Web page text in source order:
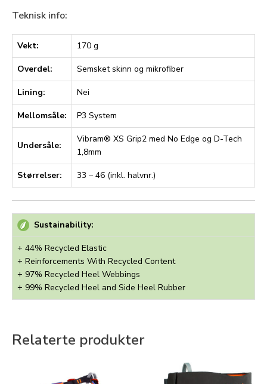
Teknisk info:
Vekt: 170 g
Overdel: Semsket skinn og mikrofiber
Lining: Nei
Mellomsåle: P3 System
Undersåle:
Vibram® XS Grip2 med No Edge og D-Tech
1,8mm
Størrelser: 33 – 46 (inkl. halvnr.)
Sustainability:
+ 44% Recycled Elastic
+ Reinforcements With Recycled Content
+ 97% Recycled Heel Webbings
+ 99% Recycled Heel and Side Heel Rubber
Relaterte produkter